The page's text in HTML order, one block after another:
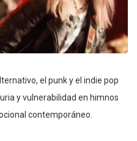
el punk y el indie pop
y vulnerabilidad en himnos
contemporáneo.